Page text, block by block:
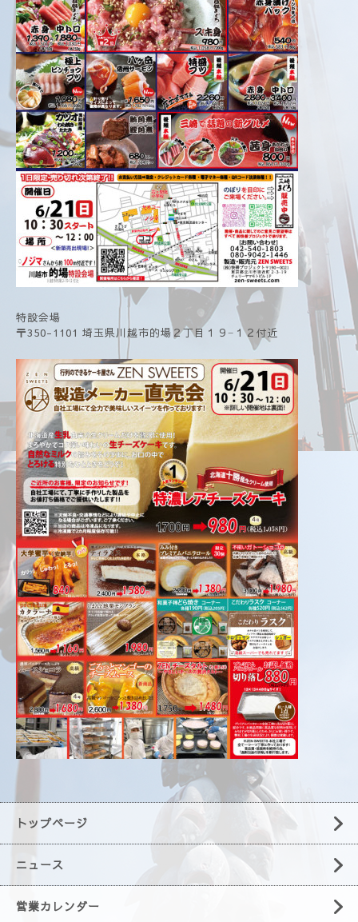
特設会場
〒350-1101 埼玉県川越市的場２丁目１９−１２付近
トップページ
ニュース
営業カレンダー